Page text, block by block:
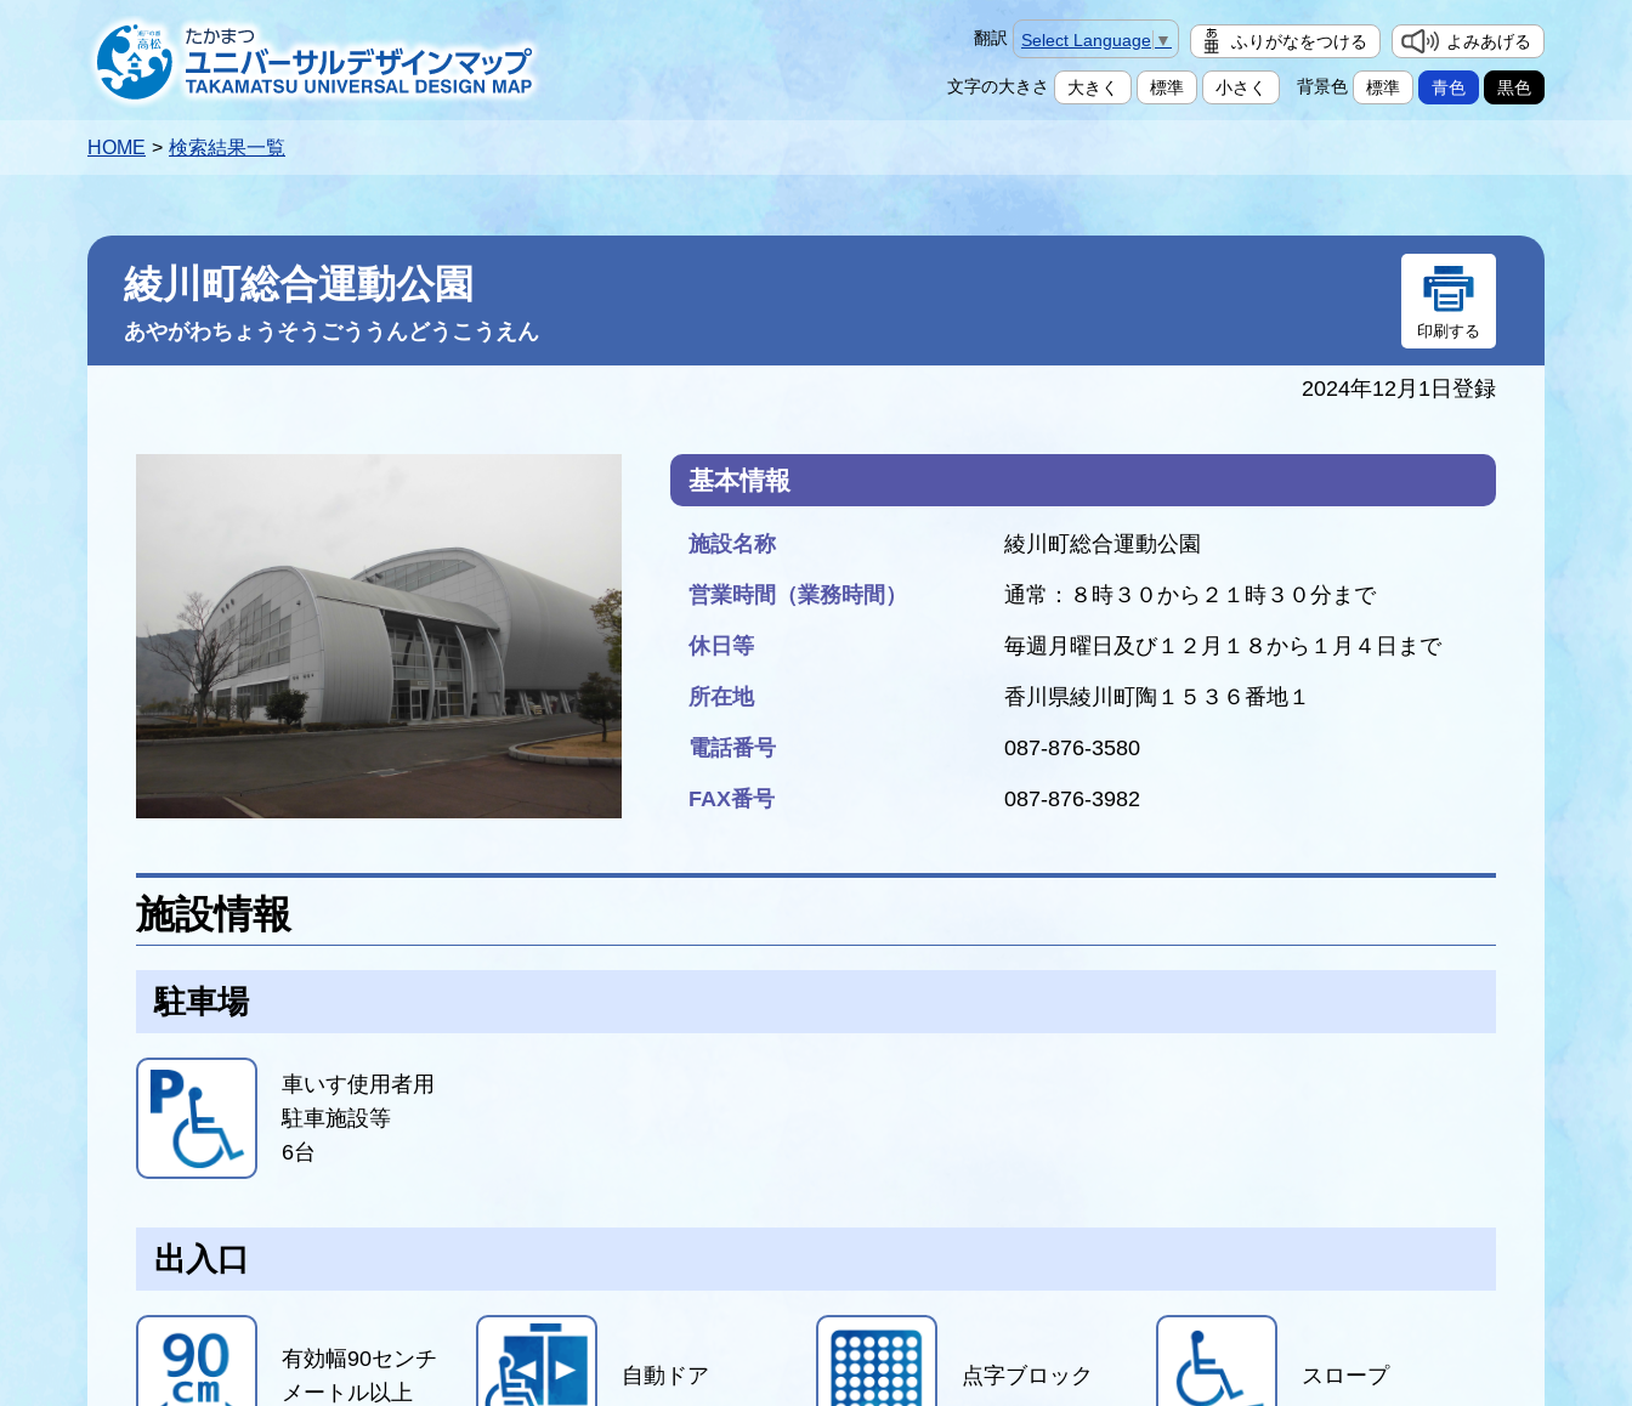
文
へ
翻訳 Select Language ▼ ふりがなをつける よみあげる
文字の大きさ 大きく 標準 小さく 背景色 標準 青色 黒色
HOME 検索結果一覧
綾川町総合運動公園
あやがわちょうそうごううんどうこうえん
2024年12月1日登録
基本情報
施設名称 綾川町総合運動公園
営業時間（業務時間） 通常：８時３０から２１時３０分まで
休日等 毎週月曜日及び１２月１８から１月４日まで
所在地 香川県綾川町陶１５３６番地１
電話番号 087-876-3580
FAX番号 087-876-3982
施設情報
駐車場
車いす使用者用
駐車施設等
6台
出入口
有効幅90センチ
メートル以上
自動ドア 点字ブロック スロープ